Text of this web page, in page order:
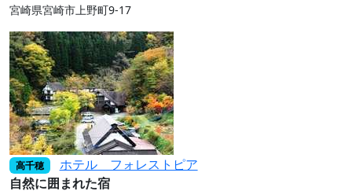
宮崎県宮崎市上野町9‐17
高千穂
ホテル フォレストピア
自然に囲まれた宿